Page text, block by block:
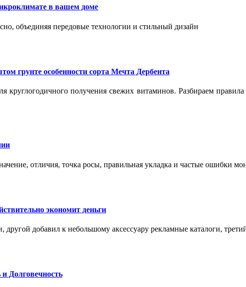
в вашем доме
объединяя передовые технологии и стильный дизайн
грунте особенности сорта Мечта Дербента
получения свежих витаминов. Разбираем
отличия, точка росы, правильная укладка и частые ошибки
экономит деньги
добавил к небольшому аксессуару рекламные каталоги,
Долговечность